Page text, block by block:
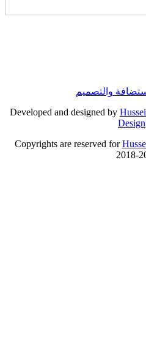
Developed and designed by
Design
Copyrights are reserved for
2018-